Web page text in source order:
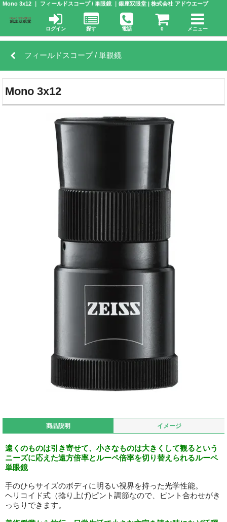
フィールドスコープ / 単眼鏡
Mono 3x12
商品説明 イメージ
遠くのものは引き寄せて、小さなものは大きくして観るという
ニーズに応えた遠方倍率とルーペ倍率を切り替えられるルーペ
単眼鏡
手のひらサイズのボディに明るい視界を持った光学性能。
ヘリコイド式（捻り上げ)ピント調節なので、ピント合わせがき
っちりできます。
Mono 3x12 ｜ フィールドスコープ / 単眼鏡 ｜銀座双眼堂 | 株式会社 アドウエーブ
ログイン 探す 電話 0 メニュー